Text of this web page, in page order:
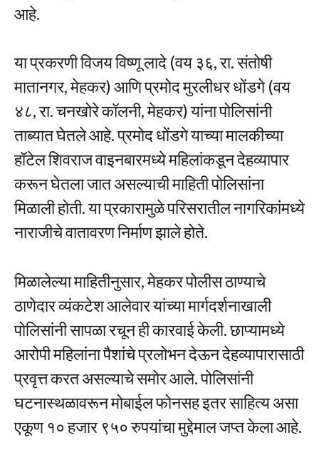
आहे.
या प्रकरणी विजय विष्णू लादे (वय ३६, रा. संतोषी
मातानगर, मेहकर) आणि प्रमोद मुरलीधर धोंडगे (वय
४८, रा. चनखोरे कॉलनी, मेहकर) यांना पोलिसांनी
ताब्यात घेतले आहे. प्रमोद धोंडगे याच्या मालकीच्या
हॉटेल शिवराज वाइनबारमध्ये महिलांकडून देहव्यापार
करून घेतला जात असल्याची माहिती पोलिसांना
मिळाली होती. या प्रकारामुळे परिसरातील नागरिकांमध्ये
नाराजीचे वातावरण निर्माण झाले होते.
मिळालेल्या माहितीनुसार, मेहकर पोलीस ठाण्याचे
ठाणेदार व्यंकटेश आलेवार यांच्या मार्गदर्शनाखाली
पोलिसांनी सापळा रचून ही कारवाई केली. छाप्यामध्ये
आरोपी महिलांना पैशांचे प्रलोभन देऊन देहव्यापारासाठी
प्रवृत्त करत असल्याचे समोर आले. पोलिसांनी
घटनास्थळावरून मोबाईल फोनसह इतर साहित्य असा
एकूण १० हजार ९५० रुपयांचा मुद्देमाल जप्त केला आहे.